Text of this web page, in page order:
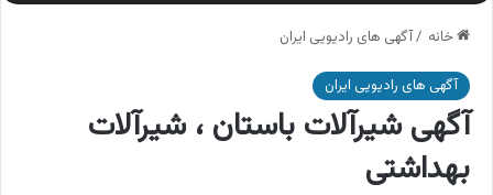
خانه /آگهی های رادیویی ایران
آگهی های رادیویی ایران
آگهی شیرآلات باستان ، شیرآلات
بهداشتی